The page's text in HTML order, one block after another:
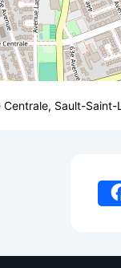
Centrale, Sault-